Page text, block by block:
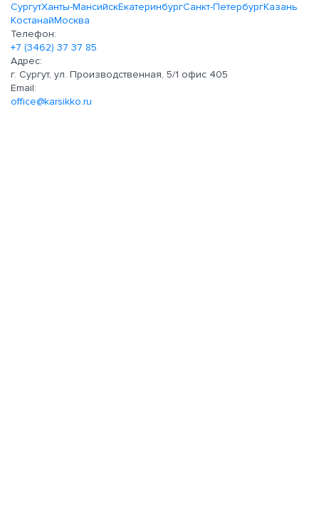
СургутХанты-МансийскЕкатеринбургСанкт-ПетербургКазань
КостанайМосква
Телефон:
+7 (3462) 37 37 85
Адрес:
г. Сургут, ул. Производственная, 5/1 офис 405
Email:
office@karsikko.ru